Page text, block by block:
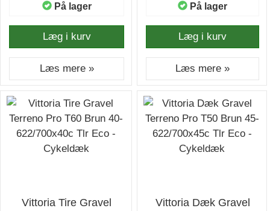
På lager
Læg i kurv
Læs mere »
På lager
Læg i kurv
Læs mere »
Vittoria Tire Gravel
Vittoria Dæk Gravel